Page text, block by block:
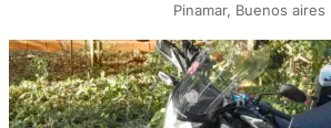
Pinamar, Buenos aires